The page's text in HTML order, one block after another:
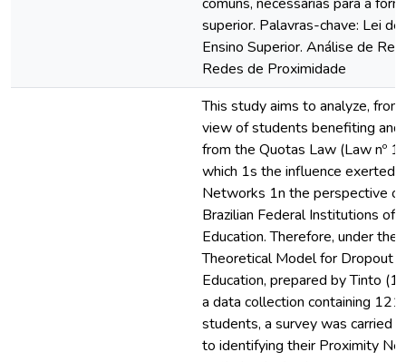
superior. Palavras-chave: Lei de
Ensino Superior. Análise de
Redes de Proximidade
This study aims to analyze,
view of students benefiting
from the Quotas Law (Law nº
which 1s the influence exerted
Networks 1n the perspective
Brazilian Federal Institutions of
Education. Therefore, under the
Theoretical Model for Dropout
Education, prepared by Tinto
a data collection containing
students, a survey was carried
to identifying their Proximity